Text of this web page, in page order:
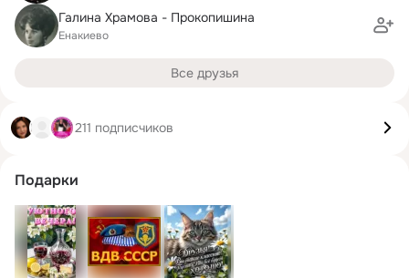
Галина Храмова - Прокопишина
Енакиево
Все друзья
211 подписчиков
Подарки